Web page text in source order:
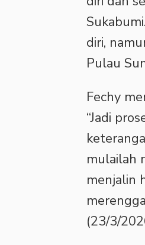
diri,
Pulau
‎Fechy
“Jadi
mulailah
menjalin
(23/3/